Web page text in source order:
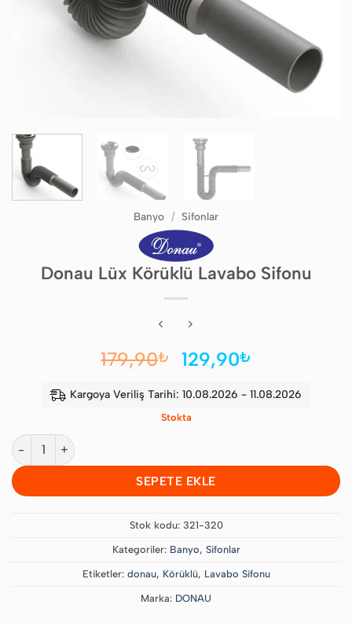
Banyo / Sifonlar
Donau Lüx Körüklü Lavabo Sifonu
179,90₺
Orijinal
179,90₺.
129,90₺Şu
fiyat:
Kargoya Veriliş Tarihi: 10.08.2026 - 11.08.2026
Stokta
Donau Lüx Körüklü Lavabo Sifonu adet
SEPETE EKLE
Stok kodu: 321-320
Kategoriler: Banyo, Sifonlar
Etiketler: donau, Körüklü, Lavabo Sifonu
Marka: DONAU